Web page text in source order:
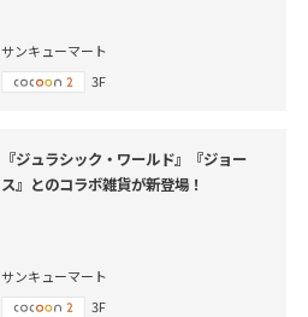
サンキューマート
3F
『ジュラシック・ワールド』『ジョー
ス』とのコラボ雑貨が新登場！
サンキューマート
3F